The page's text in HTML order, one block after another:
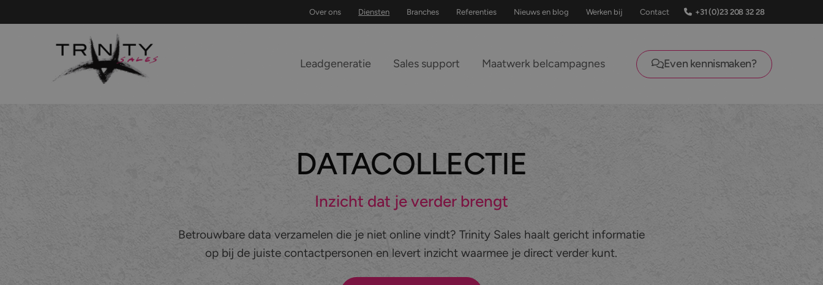
Over ons Diensten Branches Referenties Nieuws en blog Werken bij Contact +31 (0)23 208 32 28
Leadgeneratie Sales support Maatwerk belcampagnes Even kennismaken?
DATACOLLECTIE
Inzicht dat je verder brengt
Betrouwbare data verzamelen die je niet online vindt? Trinity Sales haalt gericht informatie
op bij de juiste contactpersonen en levert inzicht waarmee je direct verder kunt.